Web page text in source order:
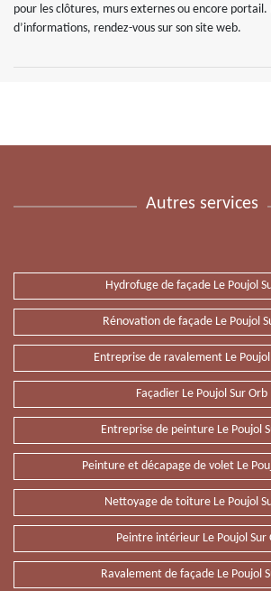
pour les clôtures, murs externes ou encore portail.
d’informations, rendez-vous sur son site web.
Autres services
Hydrofuge de façade Le Poujol
Rénovation de façade Le Poujol
Entreprise de ravalement Le
Façadier Le Poujol Sur Orb
Entreprise de peinture Le Poujol
Peinture et décapage de volet Le
Nettoyage de toiture Le Poujol
Peintre intérieur Le Poujol Sur
Ravalement de façade Le Poujol